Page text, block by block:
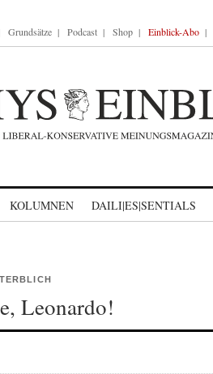
Grundsätze Podcast Shop Einblick-Abo
KOLUMNEN DAILI|ES|SENTIALS
Leonardo!